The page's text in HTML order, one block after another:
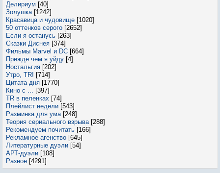
Делириум [40]
Золушка [1242]
Красавица и чудовище [1020]
50 оттенков серого [2652]
Если я останусь [263]
Сказки Диснея [374]
Фильмы Marvel и DC [664]
Прежде чем я уйду [4]
Ностальгия [202]
Утро, TR! [714]
Цитата дня [1770]
Кино с ... [397]
TR в пеленках [74]
Плейлист недели [543]
Разминка для ума [248]
Теория сериального взрыва [288]
Рекомендуем почитать [166]
Рекламное агенство [645]
Литературные дуэли [54]
АРТ-дуэли [108]
Разное [4291]